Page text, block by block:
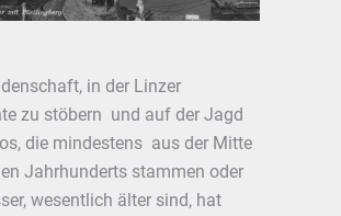
in der Linzer
zu stöbern und auf der Jagd
die mindestens aus der Mitte
Jahrhunderts stammen oder
wesentlich älter sind, hat